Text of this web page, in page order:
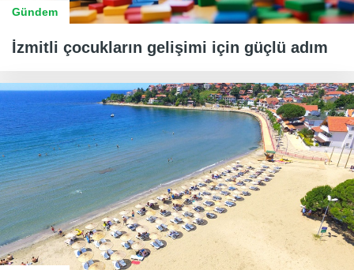
Gündem
İzmitli çocukların gelişimi için güçlü adım